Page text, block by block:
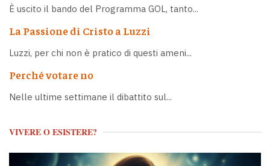
È uscito il bando del Programma GOL, tanto...
La Passione di Cristo a Luzzi
Luzzi, per chi non è pratico di questi ameni...
Perché votare no
Nelle ultime settimane il dibattito sul...
VIVERE O ESISTERE?